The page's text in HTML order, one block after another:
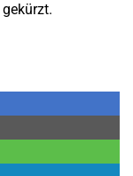
gekürzt.